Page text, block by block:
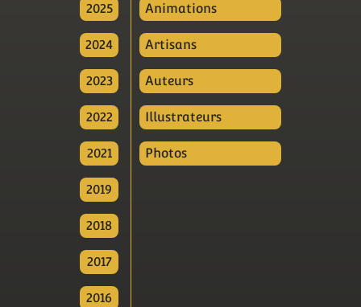
2025
2024
2023
2022
2021
2019
2018
2017
2016
Animations
Artisans
Auteurs
Illustrateurs
Photos